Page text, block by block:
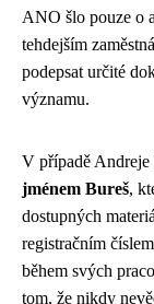
ANO šlo pouze o
tehdejším
podepsat určité
významu.
V případě Andreje
jménem Bureš,
dostupných
registračním
během svých
tom, že nikdy